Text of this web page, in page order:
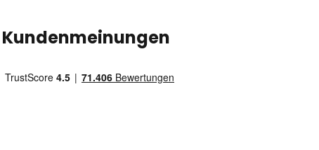
Kundenmeinungen